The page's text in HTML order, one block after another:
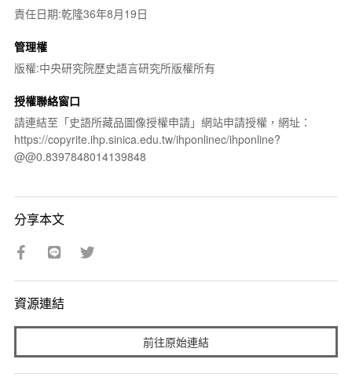
責任日期:乾隆36年8月19日
管理權
版權:中央研究院歷史語言研究所版權所有
授權聯絡窗口
請連結至「史語所藏品圖像授權申請」網站申請授權，網址：
https://copyrite.ihp.sinica.edu.tw/ihponlinec/ihponline?
@@0.8397848014139848
分享本文
資源連結
前往原始連結